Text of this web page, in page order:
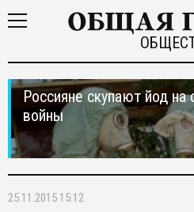
Россияне скупают йод на
войны
25.11.2015 15:12